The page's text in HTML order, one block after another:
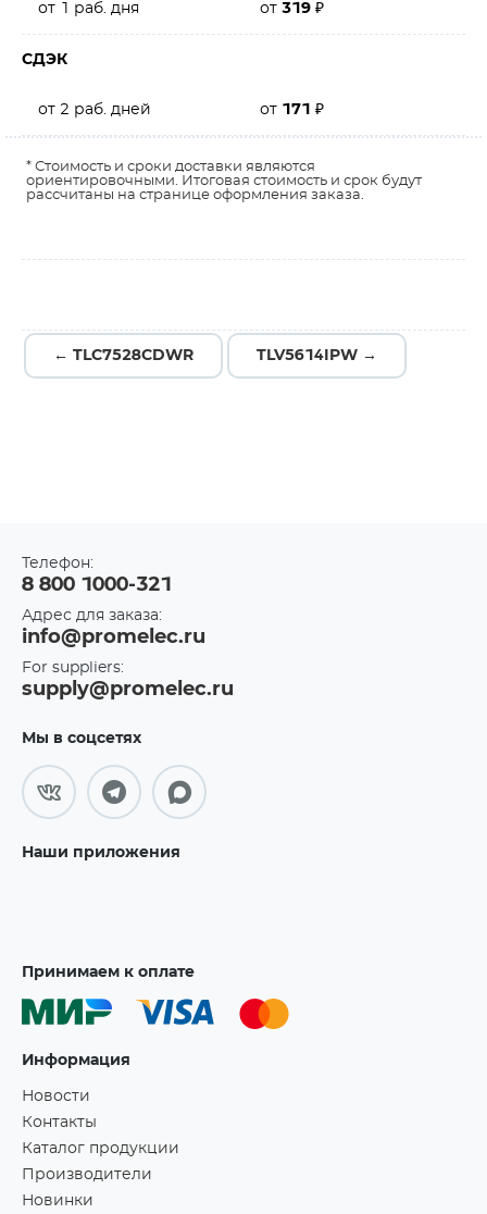
от 1 раб. дня от 319 ₽
СДЭК
от 2 раб. дней от 171 ₽
* Стоимость и сроки доставки являются
ориентировочными. Итоговая стоимость и срок будут
рассчитаны на странице оформления заказа.
← TLC7528CDWR TLV5614IPW →
Телефон:
8 800 1000-321
Адрес для заказа:
info@promelec.ru
For suppliers:
supply@promelec.ru
Мы в соцсетях
Наши приложения
Принимаем к оплате
Информация
Новости
Контакты
Каталог продукции
Производители
Новинки